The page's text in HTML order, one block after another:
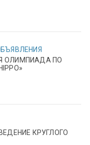
ОЛИМПИАДА ПО
КРУГЛОГО